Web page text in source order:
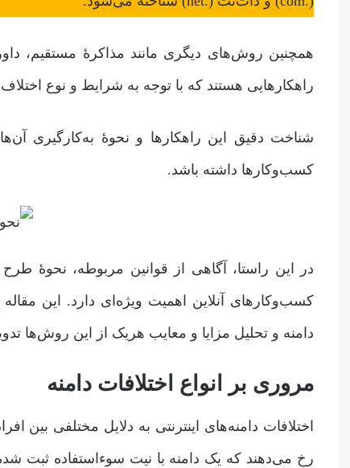
همچنین روش‌های دیگری مانند مذاکرۀ مستقیم،
راهکارهایی هستند که با توجه به شرایط و نوع
شناخت دقیق این راهکارها و نحوۀ به‌کارگیری
کسب‌وکارها داشته باشد.
در این راستا، آگاهی از قوانین مربوطه، نحوۀ
کسب‌وکارهای آنلاین اهمیت ویژه‌ای دارد. این
دامنه و تحلیل مزایا و معایب هریک از این روش‌ها
مروری بر انواع اختلافات دامنه
اختلافات دامنه‌های اینترنتی به دلایل مختلفی بین
رخ می‌دهند که یک دامنه با نیت سوءاستفاده ثبت